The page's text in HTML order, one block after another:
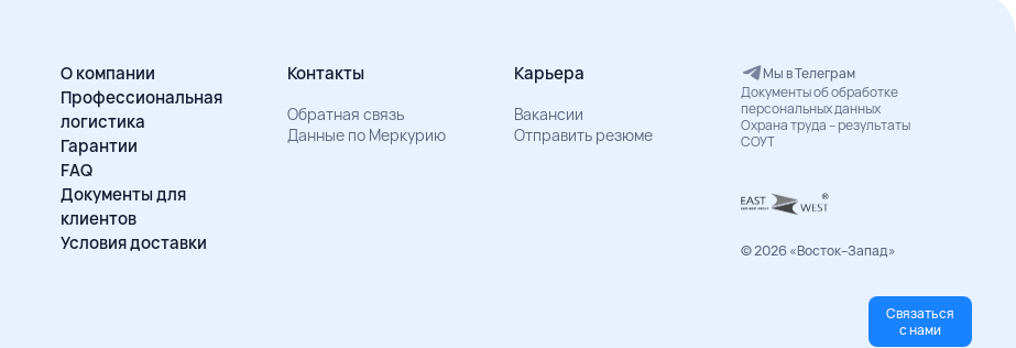
О компании
Профессиональная
логистика
Гарантии
FAQ
Документы для
клиентов
Условия доставки
Контакты
Обратная связь
Данные по Меркурию
Карьера
Вакансии
Отправить резюме
Мы в Телеграм
Документы об обработке
персональных данных
Охрана труда – результаты
СОУТ
© 2026 «Восток–Запад»
Связаться
с нами